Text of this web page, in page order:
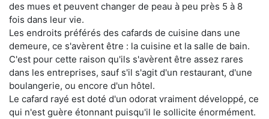
des mues et peuvent changer de peau à peu près 5 à 8
fois dans leur vie.
Les endroits préférés des cafards de cuisine dans une
demeure, ce s'avèrent être : la cuisine et la salle de bain.
C'est pour cette raison qu'ils s'avèrent être assez rares
dans les entreprises, sauf s'il s'agit d'un restaurant, d'une
boulangerie, ou encore d'un hôtel.
Le cafard rayé est doté d'un odorat vraiment développé, ce
qui n'est guère étonnant puisqu'il le sollicite énormément.